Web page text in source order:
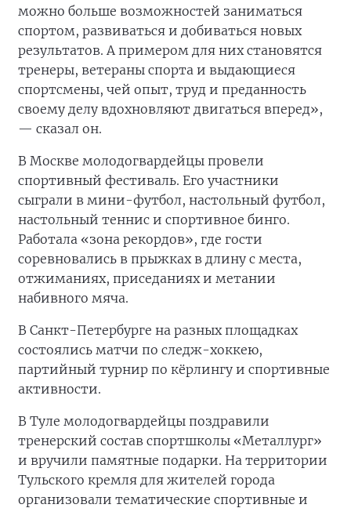
можно больше возможностей заниматься
спортом, развиваться и добиваться новых
результатов. А примером для них становятся
тренеры, ветераны спорта и выдающиеся
спортсмены, чей опыт, труд и преданность
своему делу вдохновляют двигаться вперед»,
— сказал он.
В Москве молодогвардейцы провели
спортивный фестиваль. Его участники
сыграли в мини-футбол, настольный футбол,
настольный теннис и спортивное бинго.
Работала «зона рекордов», где гости
соревновались в прыжках в длину с места,
отжиманиях, приседаниях и метании
набивного мяча.
В Санкт-Петербурге на разных площадках
состоялись матчи по следж-хоккею,
партийный турнир по кёрлингу и спортивные
активности.
В Туле молодогвардейцы поздравили
тренерский состав спортшколы «Металлург»
и вручили памятные подарки. На территории
Тульского кремля для жителей города
организовали тематические спортивные и